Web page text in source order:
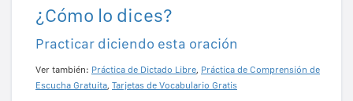
¿Cómo lo dices?
Practicar diciendo esta oración
Ver también: Práctica de Dictado Libre, Práctica de Comprensión de
Escucha Gratuita, Tarjetas de Vocabulario Gratis